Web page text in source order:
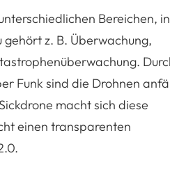
Bereichen,
z. B. Überwachung,
Funk sind die Drohnen
macht sich diese
einen transparenten